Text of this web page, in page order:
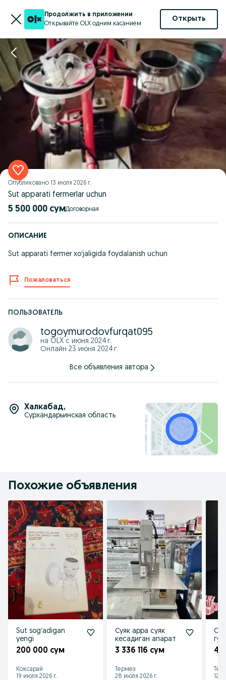
Продолжить в приложении
Открывайте OLX одним касанием
Открыть
Опубликовано 13 июля 2026 г.
Sut apparati fermerlar uchun
5 500 000 сум Договорная
ОПИСАНИЕ
Sut apparati fermer xoʻjaligida foydalanish uchun
Пожаловаться
ПОЛЬЗОВАТЕЛЬ
togoymurodovfurqat095
на OLX с июня 2024 г.
Онлайн 23 июня 2024 г.
Все объявления автора
Халкабад,
Сурхандарьинская область
Похожие объявления
Sut sogʻadigan
yengi
200 000 сум
Коксарай
19 июля 2026 г.
Суяк арра суяк
кесадиган апарат
3 336 116 сум
Термез
28 июля 2026 г.
4
12